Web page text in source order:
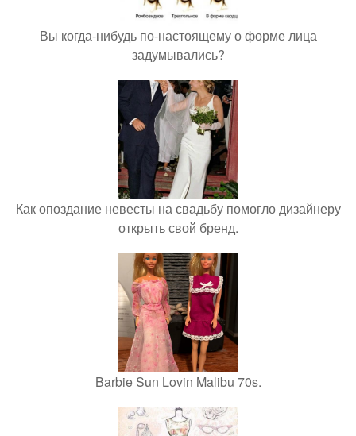
Вы когда-нибудь по-настоящему о форме лица
задумывались?
Как опоздание невесты на свадьбу помогло дизайнеру
открыть свой бренд.
Barbie Sun Lovin Malibu 70s.